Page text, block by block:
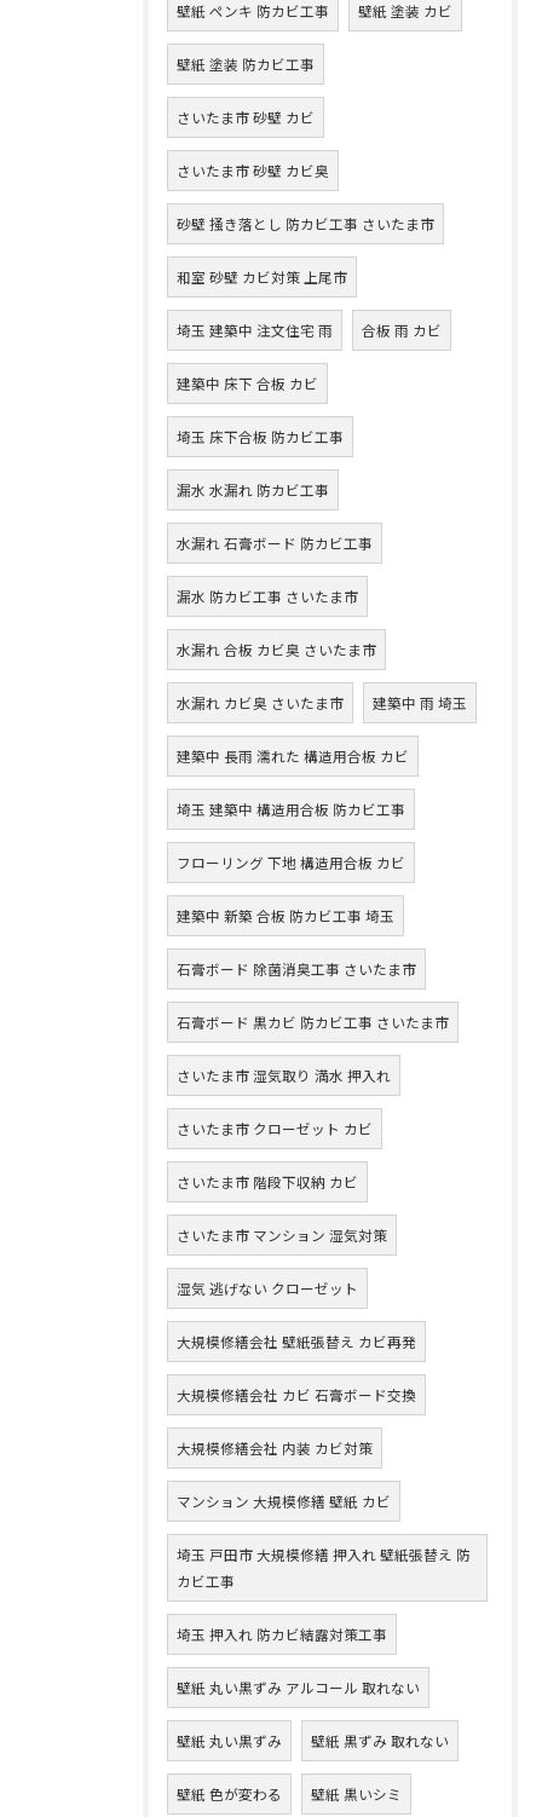
壁紙 ペンキ 防カビ工事 壁紙 塗装 カビ
壁紙 塗装 防カビ工事
さいたま市 砂壁 カビ
さいたま市 砂壁 カビ臭
砂壁 掻き落とし 防カビ工事 さいたま市
和室 砂壁 カビ対策 上尾市
埼玉 建築中 注文住宅 雨 合板 雨 カビ
建築中 床下 合板 カビ
埼玉 床下合板 防カビ工事
漏水 水漏れ 防カビ工事
水漏れ 石膏ボード 防カビ工事
漏水 防カビ工事 さいたま市
水漏れ 合板 カビ臭 さいたま市
水漏れ カビ臭 さいたま市 建築中 雨 埼玉
建築中 長雨 濡れた 構造用合板 カビ
埼玉 建築中 構造用合板 防カビ工事
フローリング 下地 構造用合板 カビ
建築中 新築 合板 防カビ工事 埼玉
石膏ボード 除菌消臭工事 さいたま市
石膏ボード 黒カビ 防カビ工事 さいたま市
さいたま市 湿気取り 満水 押入れ
さいたま市 クローゼット カビ
さいたま市 階段下収納 カビ
さいたま市 マンション 湿気対策
湿気 逃げない クローゼット
大規模修繕会社 壁紙張替え カビ再発
大規模修繕会社 カビ 石膏ボード交換
大規模修繕会社 内装 カビ対策
マンション 大規模修繕 壁紙 カビ
埼玉 戸田市 大規模修繕 押入れ 壁紙張替え 防
カビ工事
埼玉 押入れ 防カビ結露対策工事
壁紙 丸い黒ずみ アルコール 取れない
壁紙 丸い黒ずみ 壁紙 黒ずみ 取れない
壁紙 色が変わる 壁紙 黒いシミ